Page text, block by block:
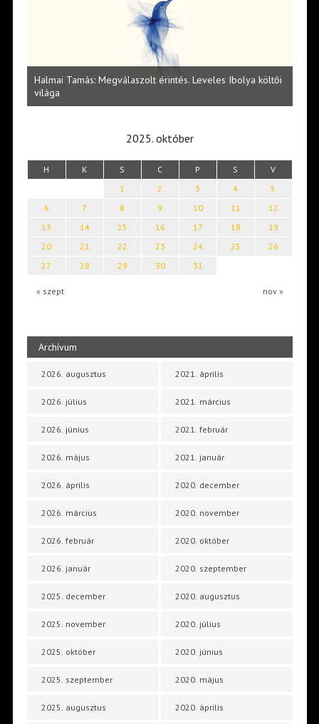
Halmai Tamás: Megválaszolt érintés. Leveles Ibolya költői
világa
2025. október
H K S C P S V
« szept nov »
1 2 3 4
5
6
7 8 9 10 11
12
13
14 15 16 17 18
19
20
21 22 23 24 25
26
27
28 29 30 31
Archívum
2026. augusztus
2026. július
2026. június
2026. május
2026. április
2026. március
2026. február
2026. január
2025. december
2025. november
2025. október
2025. szeptember
2025. augusztus
2021. április
2021. március
2021. február
2021. január
2020. december
2020. november
2020. október
2020. szeptember
2020. augusztus
2020. július
2020. június
2020. május
2020. április